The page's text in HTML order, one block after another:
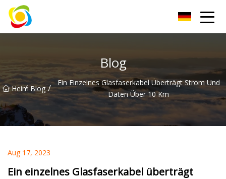
Blog
Heim
/ Blog /
Ein Einzelnes Glasfaserkabel Überträgt Strom Und
Daten Über 10 Km
Aug 17, 2023
Ein einzelnes Glasfaserkabel überträgt